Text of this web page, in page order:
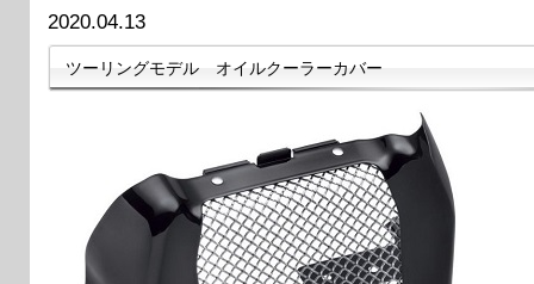
2020.04.13
ツーリングモデル オイルクーラーカバー